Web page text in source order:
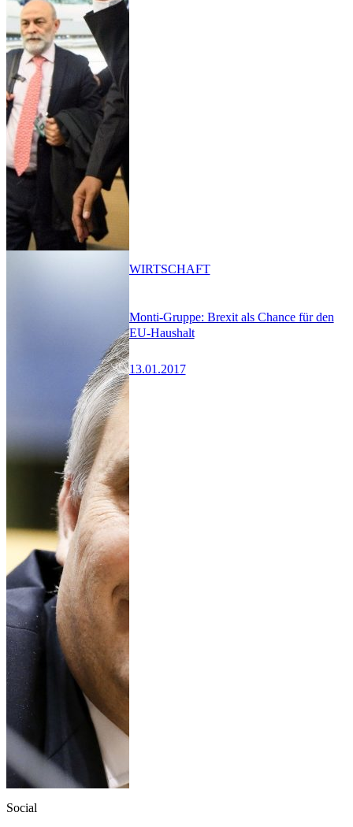
Monti-Gruppe: Brexit als Chance für den
EU-Haushalt
13.01.2017
WIRTSCHAFT
Social